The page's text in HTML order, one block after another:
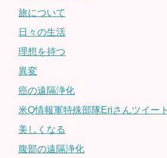
旅について
日々の生活
理想を持つ
異変
癌の遠隔浄化
米Q情報軍特殊部隊Eriさんツイー
美しくなる
腹部の遠隔浄化